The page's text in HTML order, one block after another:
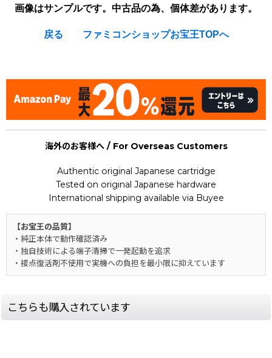
画像はサンプルです。中古品の為、個体差があります。
戻る ファミコンショップお宝王TOPへ
海外のお客様へ / For Overseas Customers
Authentic original Japanese cartridge
Tested on original Japanese hardware
International shipping available via Buyee
【お宝王の品質】
・純正本体で動作確認済み
・独自技術による端子清掃で一発起動を追求
・接点復活剤不使用で実機への負担を最小限に抑えています
こちらも購入されています